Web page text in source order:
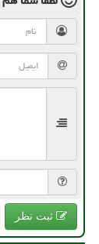
ثبت نظر